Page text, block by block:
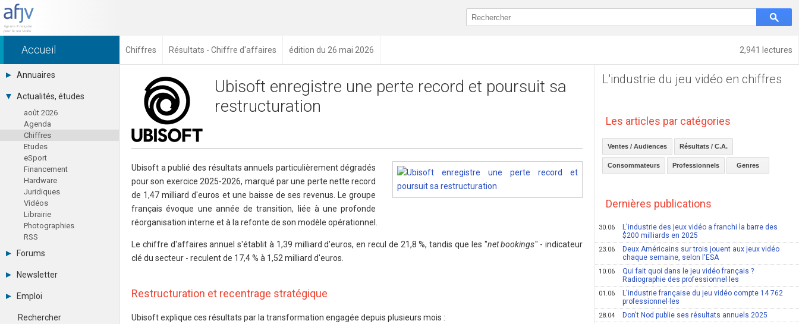
2,941 lectures
Accueil Chiffres Résultats - Chiffre d'affaires édition du 26 mai 2026
Annuaires
Toutes les sociétés (691)
Studios (418)
Editeurs (49)
Distributeurs (16)
Hard. / Accessoires (10)
Middlewares (15)
Prestataires (99)
Assoc. / Syndicats (21)
Formations / Ecoles (46)
Presse spécialisée (17)
Actualités, études
août 2026
Agenda
Chiffres
Etudes
eSport
Financement
Hardware
Juridiques
Vidéos
Librairie
Photographies
RSS
Forums
Tous les forums
Se connecter
Messages privés
Contacter un modérateur
Newsletter
Archives
Abonnement
Emploi
Consulter les annonces
Rechercher
Ubisoft enregistre une perte record et poursuit sa
restructuration
Ubisoft a publié des résultats annuels particulièrement dégradés
pour son exercice 2025-2026, marqué par une perte nette record
de 1,47 milliard d'euros et une baisse de ses revenus. Le groupe
français évoque une année de transition, liée à une profonde
réorganisation interne et à la refonte de son modèle opérationnel.
Le chiffre d'affaires annuel s'établit à 1,39 milliard d'euros, en recul de 21,8 %, tandis que les "net bookings" - indicateur
clé du secteur - reculent de 17,4 % à 1,52 milliard d'euros.
Restructuration et recentrage stratégique
Ubisoft explique ces résultats par la transformation engagée depuis plusieurs mois :
L'industrie du jeu vidéo en chiffres
Les articles par catégories
Ventes / Audiences Résultats / C.A.
Consommateurs Professionnels Genres
Dernières publications
30.06
L'industrie des jeux vidéo a franchi la barre des
$200 milliards en 2025
23.06
Deux Américains sur trois jouent aux jeux vidéo
chaque semaine, selon l'ESA
10.06
Qui fait quoi dans le jeu vidéo français ?
Radiographie des professionnel·les
01.06
L'industrie française du jeu vidéo compte 14 762
professionnel·les
28.04 Don't Nod publie ses résultats annuels 2025